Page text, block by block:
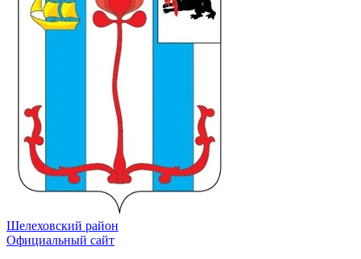
Шелеховский район
Официальный сайт